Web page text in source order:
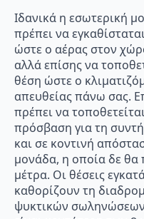
Ιδανικά η εσωτερική
πρέπει να
ώστε ο αέρας στον
αλλά επίσης να
θέση ώστε ο
απευθείας πάνω σας.
πρέπει να
πρόσβαση για τη
και σε κοντινή
μονάδα, η οποία δε θα
μέτρα. Οι θέσεις
καθορίζουν τη
ψυκτικών